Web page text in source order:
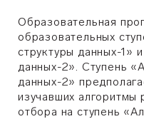
Образовательная
образовательных
структуры данных-1»
данных-2». Ступень
данных-2»
изучавших алгоритмы
отбора на ступень